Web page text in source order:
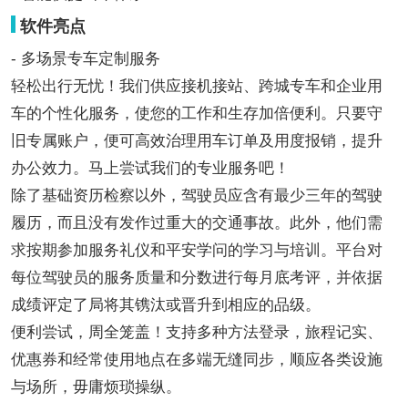
软件亮点
- 多场景专车定制服务
轻松出行无忧！我们供应接机接站、跨城专车和企业用
车的个性化服务，使您的工作和生存加倍便利。只要守
旧专属账户，便可高效治理用车订单及用度报销，提升
办公效力。马上尝试我们的专业服务吧！
除了基础资历检察以外，驾驶员应含有最少三年的驾驶
履历，而且没有发作过重大的交通事故。此外，他们需
求按期参加服务礼仪和平安学问的学习与培训。平台对
每位驾驶员的服务质量和分数进行每月底考评，并依据
成绩评定了局将其镌汰或晋升到相应的品级。
便利尝试，周全笼盖！支持多种方法登录，旅程记实、
优惠券和经常使用地点在多端无缝同步，顺应各类设施
与场所，毋庸烦琐操纵。